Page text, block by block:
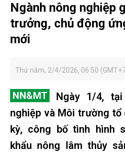
Ngành nông nghiệp
trưởng, chủ động
mới
Thứ năm, 2/4/2026, 06:50
Ngày 1/4,
nghiệp và Môi trường tổ
kỳ, công bố tình hình
khẩu nông lâm thủy